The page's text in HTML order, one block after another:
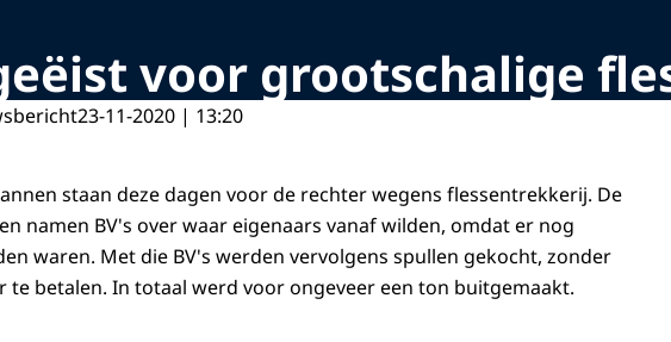
voor grootschalige
23-11-2020 | 13:20
staan deze dagen voor de rechter wegens flessentrekkerij. De
namen BV's over waar eigenaars vanaf wilden, omdat er nog
waren. Met die BV's werden vervolgens spullen gekocht, zonder
te betalen. In totaal werd voor ongeveer een ton buitgemaakt.